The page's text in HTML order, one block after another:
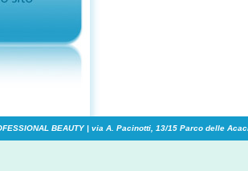
BEAUTY | via A. Pacinotti, 13/15 Parco delle